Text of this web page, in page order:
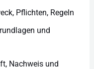
Pflichten, Regeln
und
Nachweis und